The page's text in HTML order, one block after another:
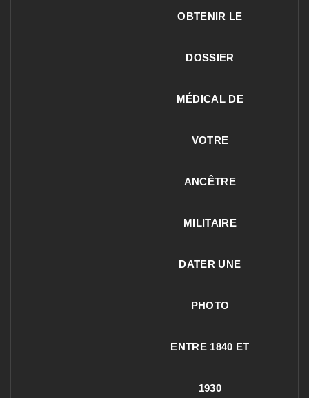
OBTENIR LE
DOSSIER
MÉDICAL DE
VOTRE
ANCÊTRE
MILITAIRE
DATER UNE
PHOTO
ENTRE 1840 ET
1930